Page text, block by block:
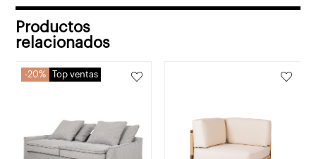
Productos
relacionados
20% Top ventas